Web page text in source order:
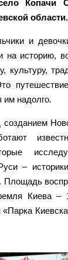
Копачи
области.
и
на историю,
культуру,
им надолго.
созданием
–
Площадь
Киева –
«Парка